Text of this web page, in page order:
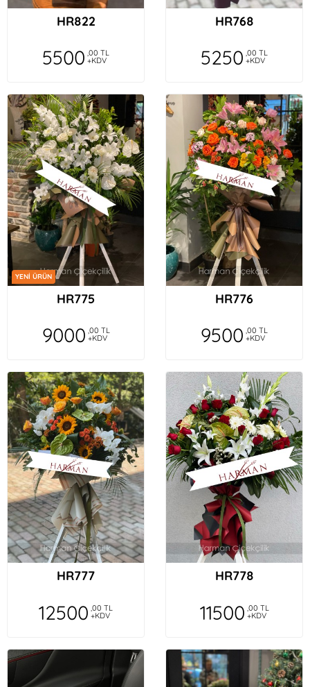
HR822
5500 ,00 TL
+KDV
HR768
5250 ,00 TL
+KDV
YENİ ÜRÜN
HR775
9000 ,00 TL
+KDV
HR776
9500 ,00 TL
+KDV
HR777
12500 ,00 TL
+KDV
HR778
11500 ,00 TL
+KDV